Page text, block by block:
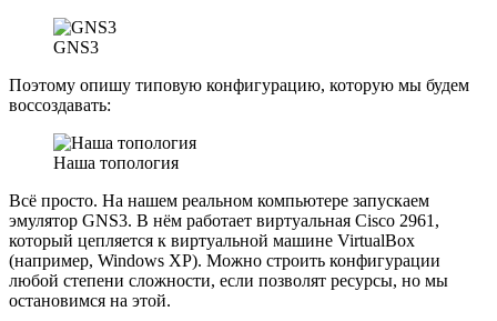
GNS3
Поэтому опишу типовую конфигурацию, которую мы будем
воссоздавать:
Наша топология
Всё просто. На нашем реальном компьютере запускаем
эмулятор GNS3. В нём работает виртуальная Cisco 2961,
который цепляется к виртуальной машине VirtualBox
(например, Windows XP). Можно строить конфигурации
любой степени сложности, если позволят ресурсы, но мы
остановимся на этой.